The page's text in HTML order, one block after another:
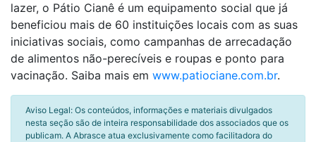
lazer, o Pátio Cianê é um equipamento social que já
beneficiou mais de 60 instituições locais com as suas
iniciativas sociais, como campanhas de arrecadação
de alimentos não-perecíveis e roupas e ponto para
vacinação. Saiba mais em www.patiociane.com.br.
Aviso Legal: Os conteúdos, informações e materiais divulgados
nesta seção são de inteira responsabilidade dos associados que os
publicam. A Abrasce atua exclusivamente como facilitadora do